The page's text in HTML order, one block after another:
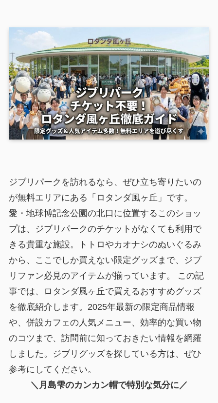
ジブリパークを訪れるなら、ぜひ立ち寄りたいの
が無料エリアにある「ロタンダ風ヶ丘」です。
愛・地球博記念公園の北口に位置するこのショッ
プは、ジブリパークのチケットがなくても利用で
きる貴重な施設。トトロやカオナシのぬいぐるみ
から、ここでしか買えない限定グッズまで、ジブ
リファン必見のアイテムが揃っています。 この記
事では、ロタンダ風ヶ丘で買えるおすすめグッズ
を徹底紹介します。2025年最新の限定商品情報
や、併設カフェの人気メニュー、効率的な買い物
のコツまで、訪問前に知っておきたい情報を網羅
しました。ジブリグッズを探している方は、ぜひ
参考にしてください。
＼月島雫のカンカン帽で特別な気分に／